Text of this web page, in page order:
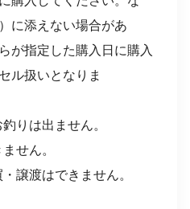
に添えない場合があ
が指定した購入日に購入
ル扱いとなりま
は出ません。
せん。
渡はできません。